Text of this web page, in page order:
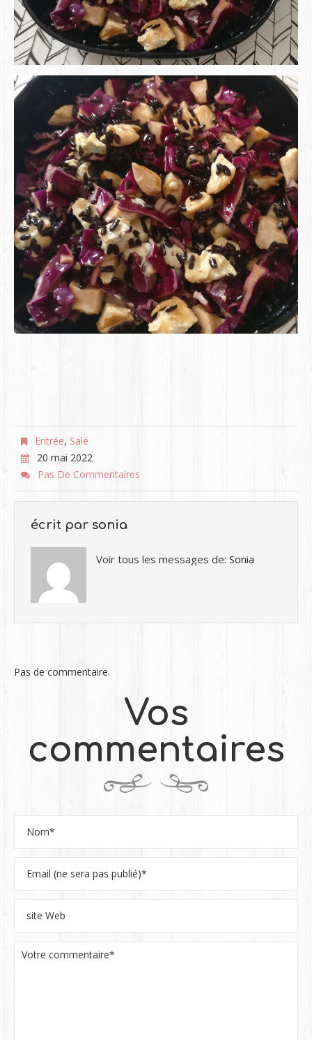
Entrée, Salé
20 mai 2022
Pas De Commentaires
écrit par sonia
Voir tous les messages de: Sonia
Pas de commentaire.
Vos
commentaires